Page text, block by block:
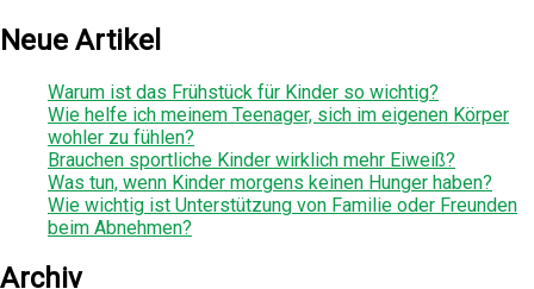
Neue Artikel
Warum ist das Frühstück für Kinder so wichtig?
Wie helfe ich meinem Teenager, sich im eigenen Körper
wohler zu fühlen?
Brauchen sportliche Kinder wirklich mehr Eiweiß?
Was tun, wenn Kinder morgens keinen Hunger haben?
Wie wichtig ist Unterstützung von Familie oder Freunden
beim Abnehmen?
Archiv